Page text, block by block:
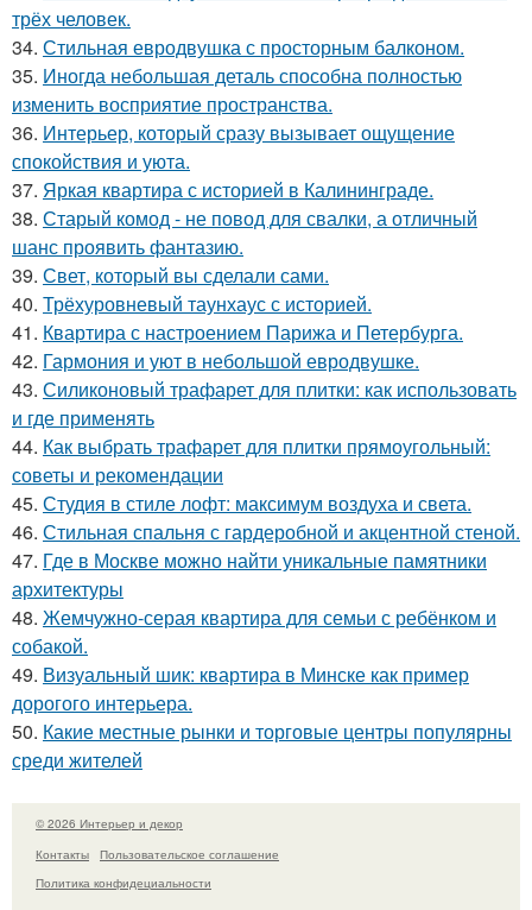
трёх человек.
34. Стильная евродвушка с просторным балконом.
35. Иногда небольшая деталь способна полностью
изменить восприятие пространства.
36. Интерьер, который сразу вызывает ощущение
спокойствия и уюта.
37. Яркая квартира с историей в Калининграде.
38. Старый комод - не повод для свалки, а отличный
шанс проявить фантазию.
39. Свет, который вы сделали сами.
40. Трёхуровневый таунхаус с историей.
41. Квартира с настроением Парижа и Петербурга.
42. Гармония и уют в небольшой евродвушке.
43. Силиконовый трафарет для плитки: как использовать
и где применять
44. Как выбрать трафарет для плитки прямоугольный:
советы и рекомендации
45. Студия в стиле лофт: максимум воздуха и света.
46. Стильная спальня с гардеробной и акцентной стеной.
47. Где в Москве можно найти уникальные памятники
архитектуры
48. Жемчужно-серая квартира для семьи с ребёнком и
собакой.
49. Визуальный шик: квартира в Минске как пример
дорогого интерьера.
50. Какие местные рынки и торговые центры популярны
среди жителей
© 2026 Интерьер и декор
Контакты
Пользовательское соглашение
Политика конфидециальности